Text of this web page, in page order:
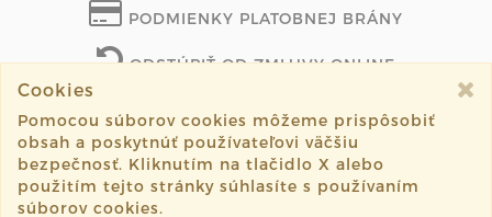
PODMIENKY PLATOBNEJ BRÁNY
ODSTÚPIŤ OD ZMLUVY ONLINE
©2026 lunajewelry.sk všetky práva vyhradené.
Vytvorené systémomsashe.sk
Cookies
Pomocou súborov cookies môžeme prispôsobiť
obsah a poskytnúť používateľovi väčšiu
bezpečnosť. Kliknutím na tlačidlo X alebo
použitím tejto stránky súhlasíte s používaním
súborov cookies.